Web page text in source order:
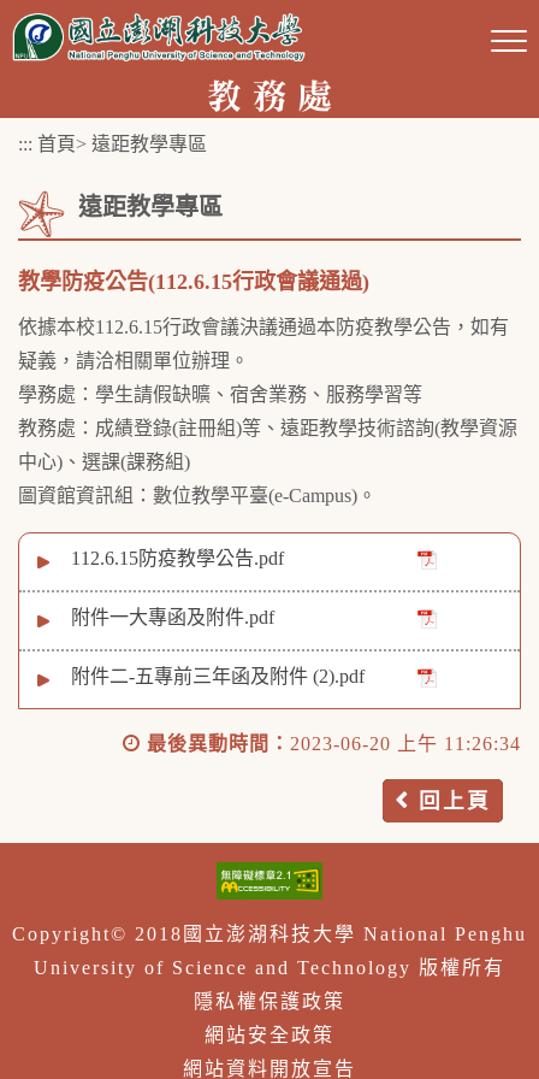
跳
::: 首頁> 遠距教學專區
遠距教學專區
教學防疫公告(112.6.15行政會議通過)
依據本校112.6.15行政會議決議通過本防疫教學公告，如有
疑義，請洽相關單位辦理。
學務處：學生請假缺曠、宿舍業務、服務學習等
教務處：成績登錄(註冊組)等、遠距教學技術諮詢(教學資源
中心)、選課(課務組)
圖資館資訊組：數位教學平臺(e-Campus)。
112.6.15防疫教學公告.pdf
附件一大專函及附件.pdf
附件二-五專前三年函及附件 (2).pdf
最後異動時間： 2023-06-20 上午 11:26:34
回上頁
Copyright© 2018國立澎湖科技大學 National Penghu
University of Science and Technology 版權所有
隱私權保護政策
網站安全政策
網站資料開放宣告